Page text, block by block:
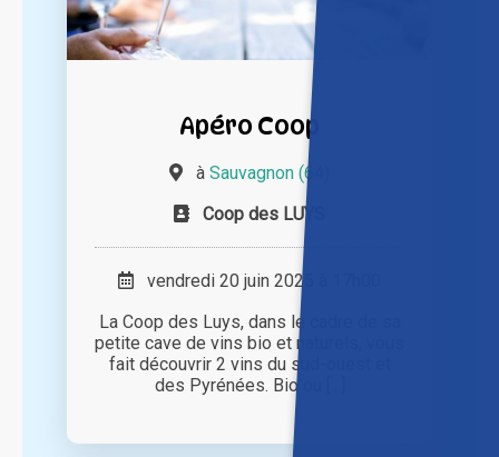
Apéro Coop
à Sauvagnon (64)
Coop des LUYS
vendredi 20 juin 2025 à 17h00
La Coop des Luys, dans le cadre de sa
petite cave de vins bio et naturels, vous
fait découvrir 2 vins du sud-ouest et
des Pyrénées. Bio ou [...]